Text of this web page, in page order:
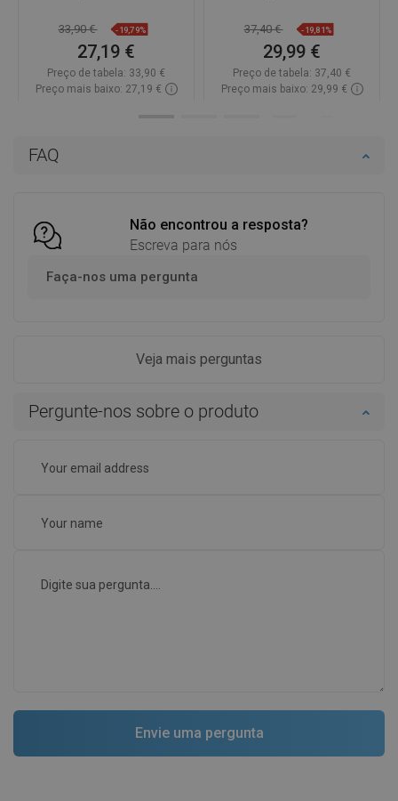
FAQ
Não encontrou a resposta?
Escreva para nós
Faça-nos uma pergunta
Veja mais perguntas
Pergunte-nos sobre o produto
33,90 € -19,79%
27,19 €
Preço de tabela: 33,90 €
Preço mais baixo: 27,19 €
37,40 € -19,81%
29,99 €
Preço de tabela: 37,40 €
Preço mais baixo: 29,99 €